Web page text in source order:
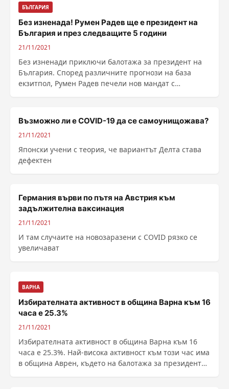
БЪЛГАРИЯ
Без изненада! Румен Радев ще е президент на
България и през следващите 5 години
21/11/2021
Без изненади приключи балотажа за президент на
България. Според различните прогнози на база
екзитпол, Румен Радев печели нов мандат с
Възможно ли е COVID-19 да се самоунищожава?
21/11/2021
Японски учени с теория, че вариантът Делта става
дефектен
Германия върви по пътя на Австрия към
задължителна ваксинация
21/11/2021
И там случаите на новозаразени с COVID рязко се
увеличават
ВАРНА
Избирателната активност в община Варна към 16
часа е 25.3%
21/11/2021
Избирателната активност в община Варна към 16
часа е 25.3%. Най-висока активност към този час има
в община Аврен, където на балотажа за президент